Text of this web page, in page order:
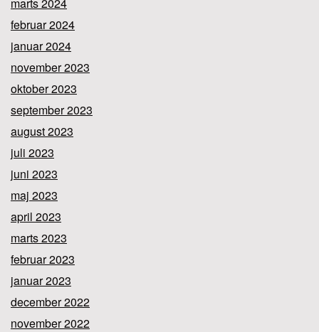
februar 2024
januar 2024
november 2023
oktober 2023
september 2023
august 2023
juli 2023
juni 2023
maj 2023
april 2023
marts 2023
februar 2023
januar 2023
december 2022
november 2022